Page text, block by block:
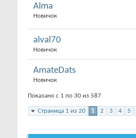
Alma
Новичок
alval70
Новичок
AmateDats
Новичок
Показано с 1 по 30 из 587
Страница 1 из 20 1 2 3 4 5